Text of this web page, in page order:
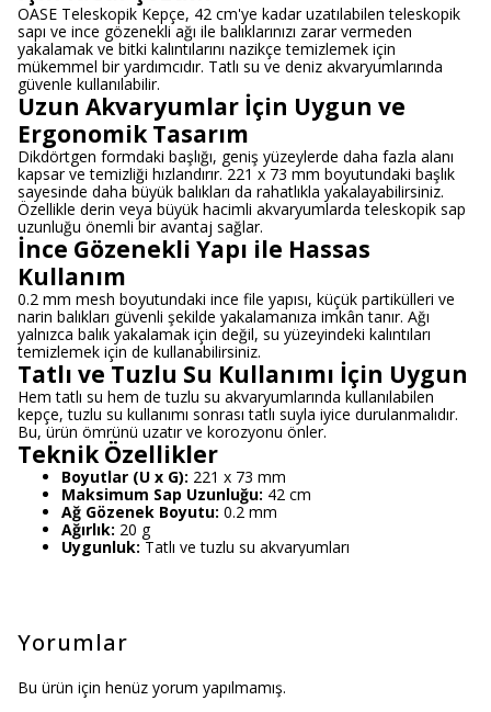
OASE Teleskopik Kepçe, 42 cm'ye kadar uzatılabilen teleskopik
sapı ve ince gözenekli ağı ile balıklarınızı zarar vermeden
yakalamak ve bitki kalıntılarını nazikçe temizlemek için
mükemmel bir yardımcıdır. Tatlı su ve deniz akvaryumlarında
güvenle kullanılabilir.
Uzun Akvaryumlar İçin Uygun ve
Ergonomik Tasarım
Dikdörtgen formdaki başlığı, geniş yüzeylerde daha fazla alanı
kapsar ve temizliği hızlandırır. 221 x 73 mm boyutundaki başlık
sayesinde daha büyük balıkları da rahatlıkla yakalayabilirsiniz.
Özellikle derin veya büyük hacimli akvaryumlarda teleskopik sap
uzunluğu önemli bir avantaj sağlar.
İnce Gözenekli Yapı ile Hassas
Kullanım
0.2 mm mesh boyutundaki ince file yapısı, küçük partikülleri ve
narin balıkları güvenli şekilde yakalamanıza imkân tanır. Ağı
yalnızca balık yakalamak için değil, su yüzeyindeki kalıntıları
temizlemek için de kullanabilirsiniz.
Tatlı ve Tuzlu Su Kullanımı İçin Uygun
Hem tatlı su hem de tuzlu su akvaryumlarında kullanılabilen
kepçe, tuzlu su kullanımı sonrası tatlı suyla iyice durulanmalıdır.
Bu, ürün ömrünü uzatır ve korozyonu önler.
Teknik Özellikler
Boyutlar (U x G): 221 x 73 mm
Maksimum Sap Uzunluğu: 42 cm
Ağ Gözenek Boyutu: 0.2 mm
Ağırlık: 20 g
Uygunluk:Tatlı ve tuzlu su akvaryumları
Yorumlar
Bu ürün için henüz yorum yapılmamış.